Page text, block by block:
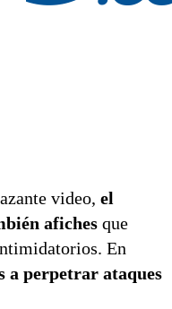
video, el
afiches que
En
a perpetrar ataques